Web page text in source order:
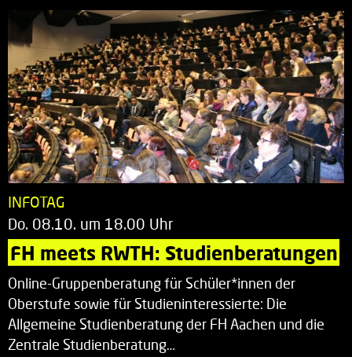
INFOTAG
Do. 08.10. um 18.00 Uhr
FH meets RWTH: Studienberatungen
Online-Gruppenberatung für Schüler*innen der
Oberstufe sowie für Studieninteressierte: Die
Allgemeine Studienberatung der FH Aachen und die
Zentrale Studienberatung…